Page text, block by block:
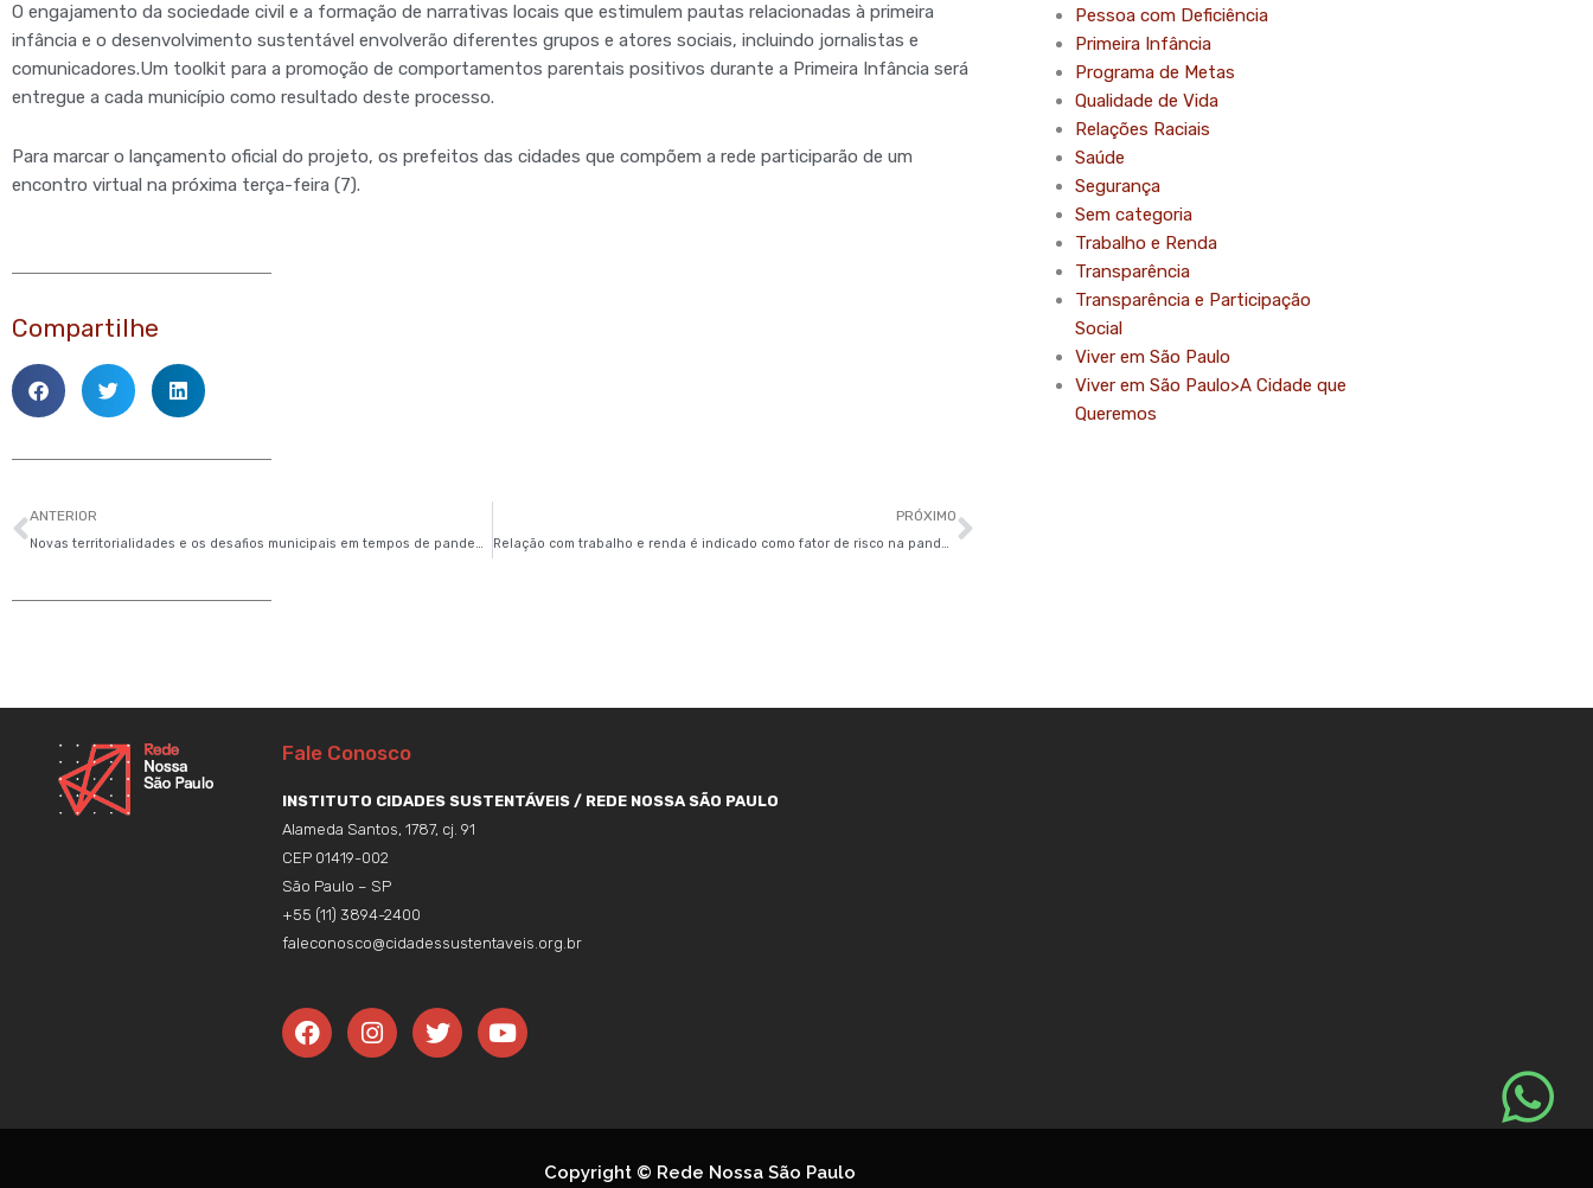
O engajamento da sociedade civil e a formação de narrativas locais que estimulem pautas relacionadas à primeira
infância e o desenvolvimento sustentável envolverão diferentes grupos e atores sociais, incluindo jornalistas e
comunicadores.Um toolkit para a promoção de comportamentos parentais positivos durante a Primeira Infância será
entregue a cada município como resultado deste processo.
Para marcar o lançamento oficial do projeto, os prefeitos das cidades que compõem a rede participarão de um
encontro virtual na próxima terça-feira (7).
Compartilhe
Anterior
ANTERIOR PRÓXIMOPróximo
Pessoa com Deficiência
Primeira Infância
Programa de Metas
Qualidade de Vida
Relações Raciais
Saúde
Segurança
Sem categoria
Trabalho e Renda
Transparência
Transparência e Participação
Social
Viver em São Paulo
Viver em São Paulo>A Cidade que
Queremos
Fale Conosco
INSTITUTO CIDADES SUSTENTÁVEIS / REDE NOSSA SÃO PAULO
Alameda Santos, 1787, cj. 91
CEP 01419-002
São Paulo – SP
+55 (11) 3894-2400
faleconosco@cidadessustentaveis.org.br
F
a
I
n
T
w
Y
o
Copyright © Rede Nossa São Paulo